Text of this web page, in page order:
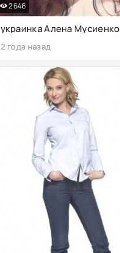
украинка Алена Мусиенко
2 года назад
2648